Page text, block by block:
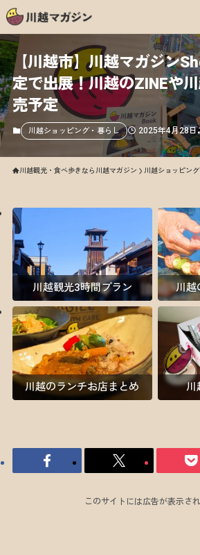
【川越市】川越マガジン
定で出展！川越のZINEや
売予定
川越ショッピング・暮らし 2025年4月28日
川越観光・食べ歩きなら川越マガジン 川越ショッピン
川越観光3時間プラン 川越
川越のランチお店まとめ 川
このサイトには広告が表示され